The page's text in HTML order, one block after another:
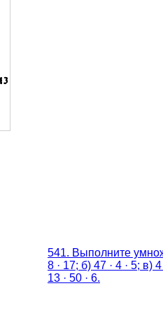
541. Выполните
8 · 17; б) 47 · 4 · 5; в)
13 · 50 · 6.